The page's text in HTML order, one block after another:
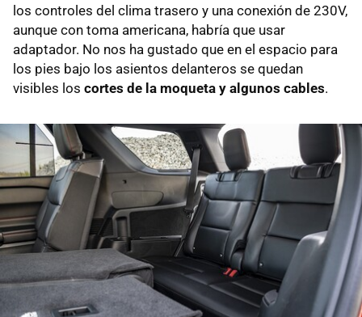
los controles del clima trasero y una conexión de 230V,
aunque con toma americana, habría que usar
adaptador. No nos ha gustado que en el espacio para
los pies bajo los asientos delanteros se quedan
visibles los cortes de la moqueta y algunos cables.